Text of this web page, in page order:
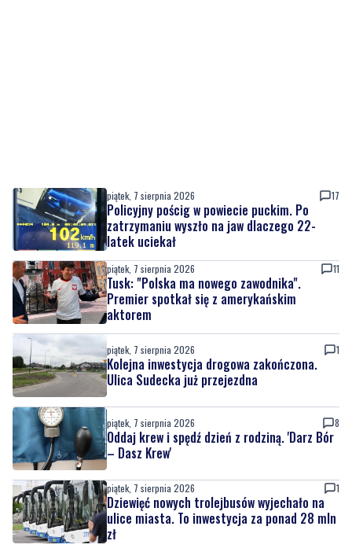
piątek, 7 sierpnia 2026 17
Policyjny pościg w powiecie puckim. Po
zatrzymaniu wyszło na jaw dlaczego 22-
latek uciekał
piątek, 7 sierpnia 2026 11
Tusk: "Polska ma nowego zawodnika".
Premier spotkał się z amerykańskim
aktorem
piątek, 7 sierpnia 2026 1
Kolejna inwestycja drogowa zakończona.
Ulica Sudecka już przejezdna
piątek, 7 sierpnia 2026 8
Oddaj krew i spędź dzień z rodziną. 'Darz Bór
– Dasz Krew'
piątek, 7 sierpnia 2026 1
Dziewięć nowych trolejbusów wyjechało na
ulice miasta. To inwestycja za ponad 28 mln
zł